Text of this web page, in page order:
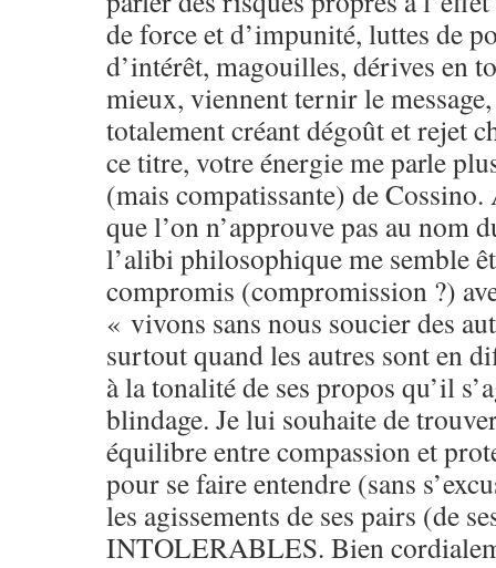
de force et d’impunité, luttes de
d’intérêt, magouilles, dérives en
mieux, viennent ternir le
totalement créant dégoût et rejet
ce titre, votre énergie me parle
(mais compatissante) de Cossino.
que l’on n’approuve pas au nom
l’alibi philosophique me semble
compromis (compromission ?)
« vivons sans nous soucier des
surtout quand les autres sont en
à la tonalité de ses propos qu’il
blindage. Je lui souhaite de
équilibre entre compassion et
pour se faire entendre (sans
les agissements de ses pairs (de
INTOLERABLES. Bien